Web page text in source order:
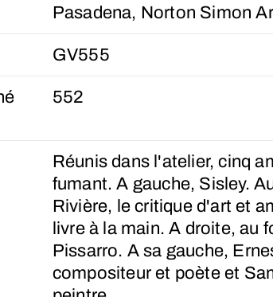
Pasadena, Norton Simon
GV555
552
Réunis dans l'atelier, cinq
fumant. A gauche, Sisley.
Rivière, le critique d'art et
livre à la main. A droite, au
Pissarro. A sa gauche,
compositeur et poète et